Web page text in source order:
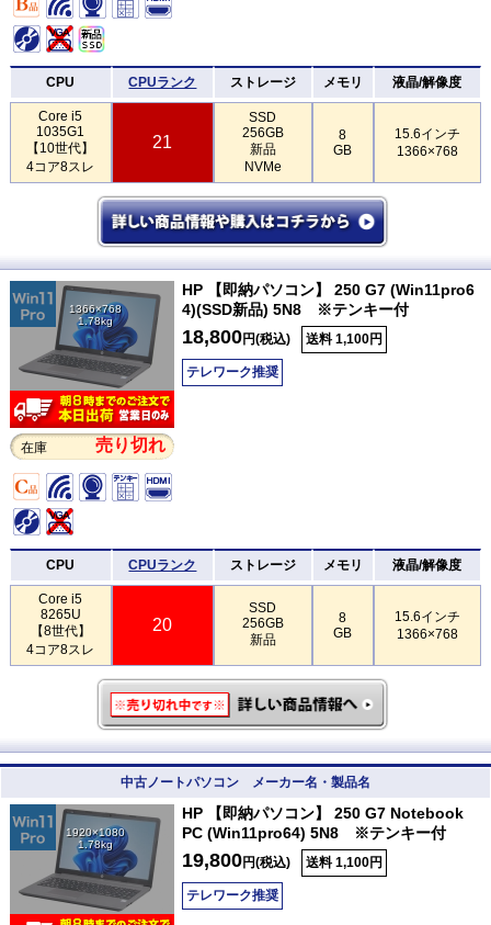
CPU CPUランク ストレージ メモリ 液晶/解像度
Core i5
1035G1
【10世代】
4コア8スレ
21
SSD
256GB
新品
NVMe
8
GB
15.6インチ
1366×768
1366×768
1.78kg
在庫 売り切れ
HP 【即納パソコン】 250 G7 (Win11pro6
4)(SSD新品) 5N8 ※テンキー付
18,800円(税込) 送料 1,100円
テレワーク推奨
CPU CPUランク ストレージ メモリ 液晶/解像度
Core i5
8265U
【8世代】
4コア8スレ
20
SSD
256GB
新品
8
GB
15.6インチ
1366×768
中古ノートパソコン メーカー名・製品名
1920×1080
1.78kg
HP 【即納パソコン】 250 G7 Notebook
PC (Win11pro64) 5N8 ※テンキー付
19,800円(税込) 送料 1,100円
テレワーク推奨